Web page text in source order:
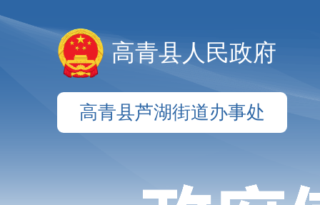
高青县人民政府
高青县芦湖街道办事处